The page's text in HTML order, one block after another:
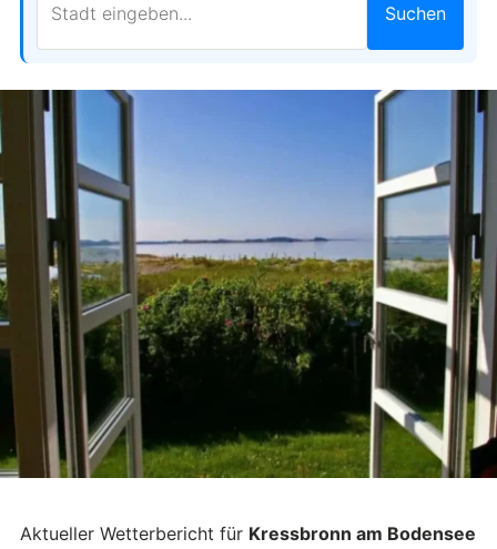
Suchen
Aktueller Wetterbericht für Kressbronn am Bodensee